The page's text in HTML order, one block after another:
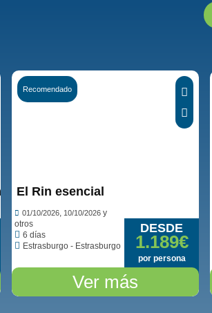
y Selva Negra
Recomendado
DESDE
1.189€
por persona
El Rin esencial
01/10/2026 10/10/2026 y
otros
6 días
Estrasburgo - Estrasburgo
Ver más